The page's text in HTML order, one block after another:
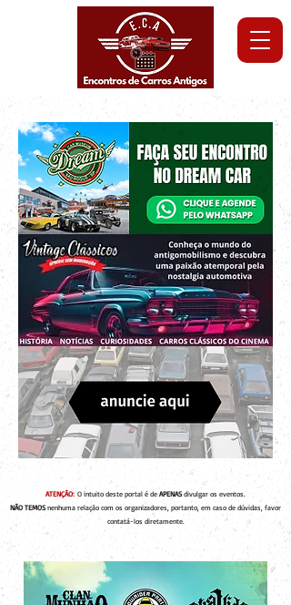
ATENÇÃO: O intuito deste portal é de APENASdivulgar os eventos.
NÃO TEMOS nenhuma relação com os organizadores, portanto, em caso de dúvidas, favor
contatá-los diretamente.